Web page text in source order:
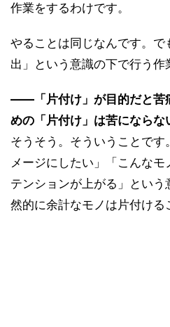
作業をするわけです。
やることは同じなんです。
出」という意識の下で行う作
――「片付け」が目的だと苦
めの「片付け」は苦にならな
そうそう。そういうことです
メージにしたい」「こんな
テンションが上がる」とい
然的に余計なモノは片付ける